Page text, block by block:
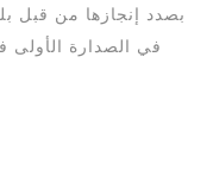
بصدد إنجازها من قبل
في الصدارة الأولى